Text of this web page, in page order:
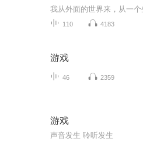
我从外面的世界来，从一
110 4183
游戏
46 2359
游戏
声音发生 聆听发生